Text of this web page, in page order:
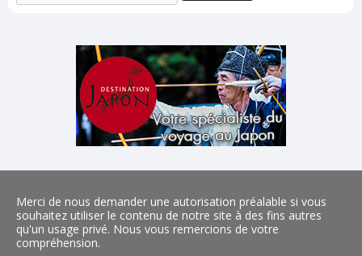
Merci de nous demander une autorisation préalable si vous
souhaitez utiliser le contenu de notre site à des fins autres
qu'un usage privé. Nous vous remercions de votre
compréhension.